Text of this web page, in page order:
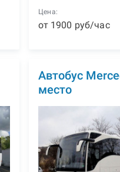
Цена:
от 1900 руб/час
Автобус
место